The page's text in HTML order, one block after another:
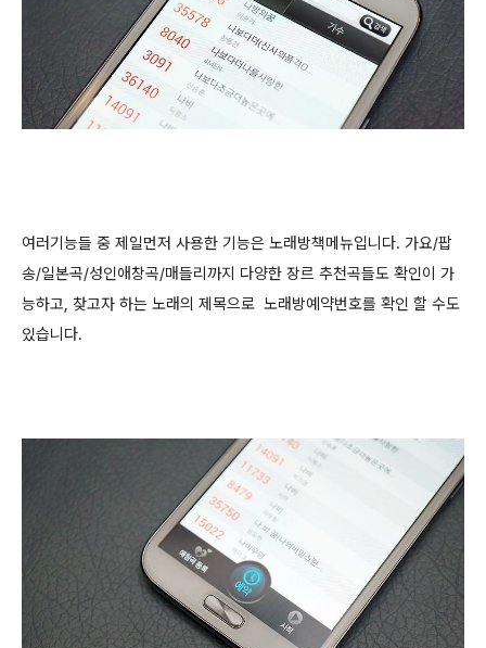
여러기능들 중 제일먼저 사용한 기능은 노래방책메뉴입니다. 가요/팝
송/일본곡/성인애창곡/매들리까지 다양한 장르 추천곡들도 확인이 가
능하고, 찾고자 하는 노래의 제목으로 노래방예약번호를 확인 할 수도
있습니다.